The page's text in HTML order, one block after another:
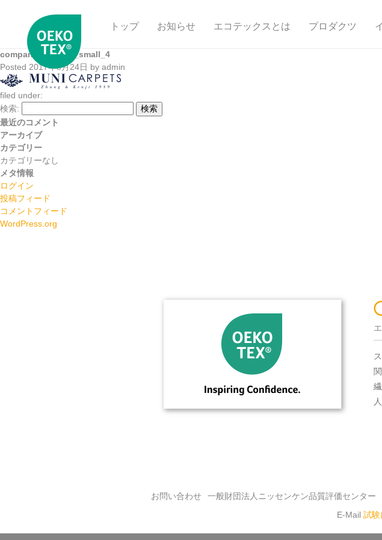
トップ お知らせ エコテックスとは プロダクツ
company_logo_t7_small_4
Posted 2017年8月24日 by admin
filed under:
検索:
検索
最近のコメント
アーカイブ
カテゴリー
カテゴリーなし
メタ情報
ログイン
投稿フィード
コメントフィード
WordPress.org
お問い合わせ 一般財団法人ニッセンケン品質評価センター
E-Mail 試験